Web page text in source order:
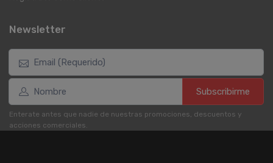
Newsletter
Subscribirme
Enterate antes que nadie de nuestras promociones, descuentos y
acciones comerciales.